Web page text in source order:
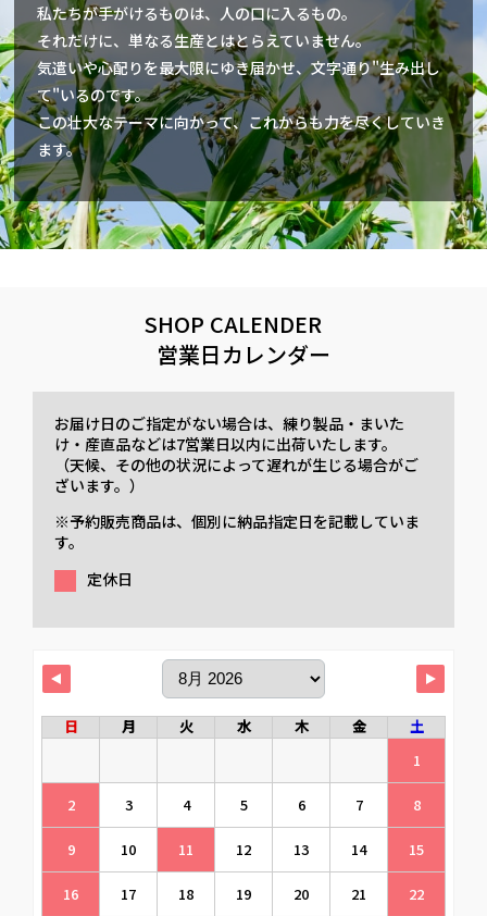
私たちが手がけるものは、人の口に入るもの。
それだけに、単なる生産とはとらえていません。
気遣いや心配りを最大限にゆき届かせ、文字通り"生み出し
て"いるのです。
この壮大なテーマに向かって、これからも力を尽くしていき
ます。
SHOP CALENDER
営業日カレンダー
お届け日のご指定がない場合は、練り製品・まいた
け・産直品などは7営業日以内に出荷いたします。
（天候、その他の状況によって遅れが生じる場合がご
ざいます。）
※予約販売商品は、個別に納品指定日を記載していま
す。
定休日
日 月 火 水 木 金
土
1
2 3 4 5 6 7 8
9 10 11 12 13 14 15
16 17 18 19 20 21 22